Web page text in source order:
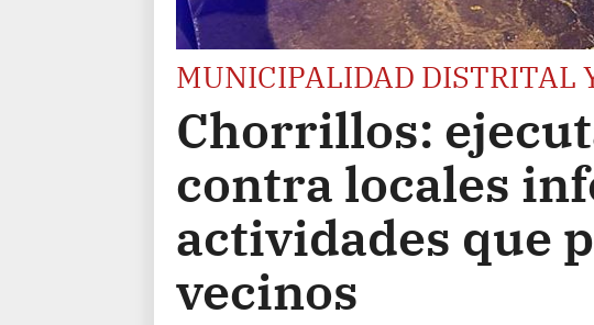
MUNICIPALIDAD DISTRITAL
Chorrillos:
contra locales
actividades que
vecinos